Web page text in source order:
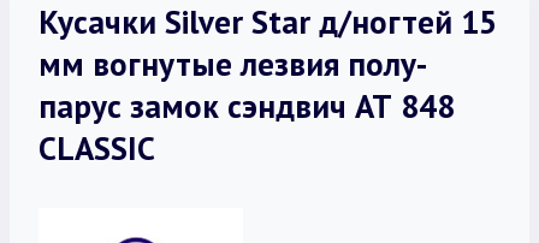
Кусачки Silver Star д/ногтей 15
мм вогнутые лезвия полу-
парус замок сэндвич АТ 848
CLASSIC